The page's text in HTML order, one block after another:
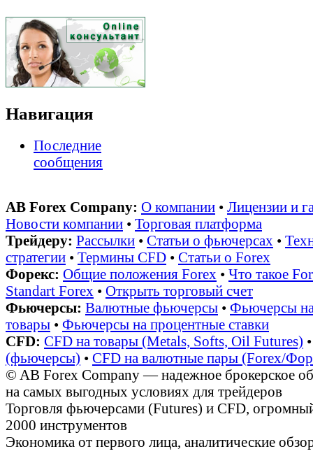
Навигация
Последние
сообщения
AB Forex Company: О компании • Лицензии и
Новости компании • Торговая платформа
Трейдеру: Рассылки • Статьи о фьючерсах •
стратегии • Термины CFD • Статьи о Forex
Форекс: Общие положения Forex • Что такое
Standart Forex • Открыть торговый счет
Фьючерсы: Валютные фьючерсы • Фьючерсы
товары • Фьючерсы на процентные ставки
CFD: CFD на товары (Metals, Softs, Oil Futures)
(фьючерсы) • CFD на валютные пары (Forex/
© AB Forex Company — надежное брокерское
на самых выгодных условиях для трейдеров
Торговля фьючерсами (Futures) и CFD,
2000 инструментов
Экономика от первого лица, аналитические